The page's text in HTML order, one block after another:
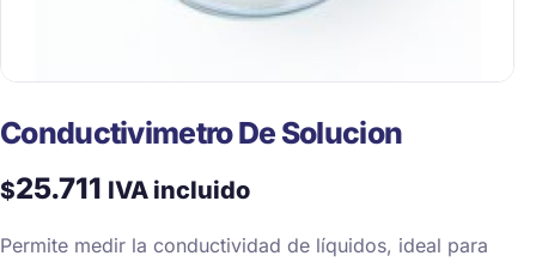
Conductivimetro De Solucion
$25.711 IVA incluido
Permite medir la conductividad de líquidos, ideal para